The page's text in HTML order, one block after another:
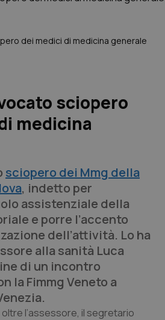
dei medici di medicina generale
sciopero
medicina
sciopero dei Mmg della
, indetto per
assistenziale della
e porre l’accento
dell’attività. Lo ha
alla sanità Luca
di un incontro
la Fimmg Veneto a
l’assessore, il segretario